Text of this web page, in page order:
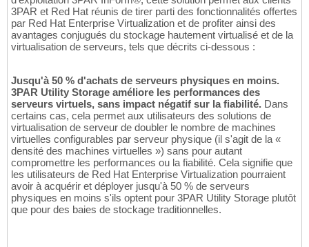
3PAR et Red Hat réunis de tirer parti des fonctionnalités offertes
par Red Hat Enterprise Virtualization et de profiter ainsi des
avantages conjugués du stockage hautement virtualisé et de la
virtualisation de serveurs, tels que décrits ci-dessous :
Jusqu'à 50 % d'achats de serveurs physiques en moins.
3PAR Utility Storage améliore les performances des
serveurs virtuels, sans impact négatif sur la fiabilité. Dans
certains cas, cela permet aux utilisateurs des solutions de
virtualisation de serveur de doubler le nombre de machines
virtuelles configurables par serveur physique (il s'agit de la «
densité des machines virtuelles ») sans pour autant
compromettre les performances ou la fiabilité. Cela signifie que
les utilisateurs de Red Hat Enterprise Virtualization pourraient
avoir à acquérir et déployer jusqu'à 50 % de serveurs
physiques en moins s'ils optent pour 3PAR Utility Storage plutôt
que pour des baies de stockage traditionnelles.